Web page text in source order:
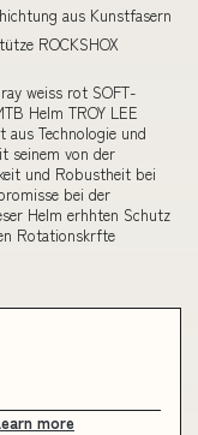
aus Kunstfasern
ROCKSHOX
weiss rot SOFT-
Helm TROY LEE
aus Technologie und
seinem von der
und Robustheit bei
bei der
Helm erhhten Schutz
Rotationskrfte
more